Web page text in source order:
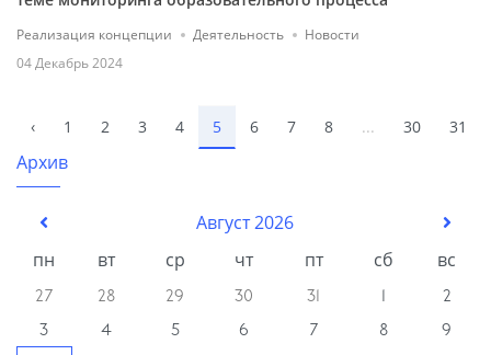
Реализация концепции Деятельность
Новости
04 Декабрь 2024
‹ 1 2 3 4 5 6 7 8 ... 30 31
Архив
Август 2026
пн
вт ср чт пт сб вс
27 28 29 30 31
2
3
4 5 6 7 8
9